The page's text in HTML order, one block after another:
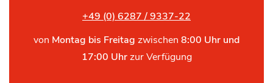
+49 (0) 6287 / 9337-22
von Montag bis Freitag zwischen 8:00 Uhr und
17:00 Uhrzur Verfügung